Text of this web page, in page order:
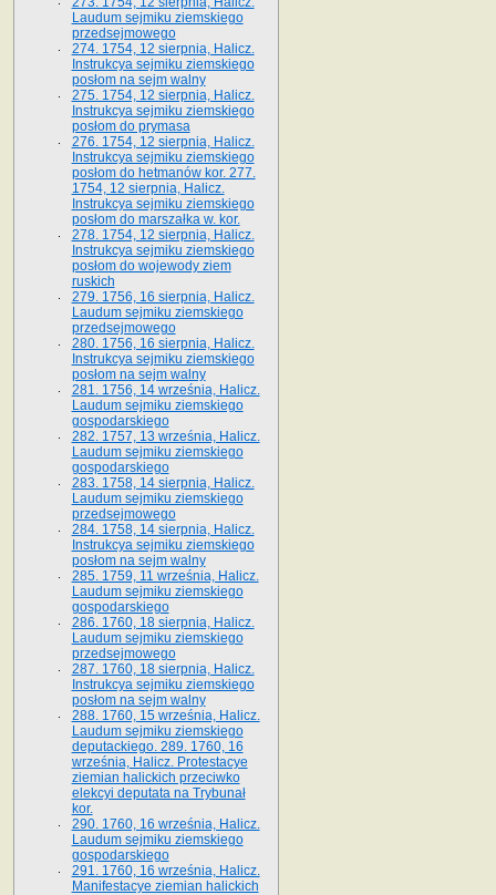
Laudum sejmiku ziemskiego
przedsejmowego
274. 1754, 12 sierpnia, Halicz.
Instrukcya sejmiku ziemskiego
posłom na sejm walny
275. 1754, 12 sierpnia, Halicz.
Instrukcya sejmiku ziemskiego
posłom do prymasa
276. 1754, 12 sierpnia, Halicz.
Instrukcya sejmiku ziemskiego
posłom do hetmanów kor. 277.
1754, 12 sierpnia, Halicz.
Instrukcya sejmiku ziemskiego
posłom do marszałka w. kor.
278. 1754, 12 sierpnia, Halicz.
Instrukcya sejmiku ziemskiego
posłom do wojewody ziem
ruskich
279. 1756, 16 sierpnia, Halicz.
Laudum sejmiku ziemskiego
przedsejmowego
280. 1756, 16 sierpnia, Halicz.
Instrukcya sejmiku ziemskiego
posłom na sejm walny
281. 1756, 14 września, Halicz.
Laudum sejmiku ziemskiego
gospodarskiego
282. 1757, 13 września, Halicz.
Laudum sejmiku ziemskiego
gospodarskiego
283. 1758, 14 sierpnia, Halicz.
Laudum sejmiku ziemskiego
przedsejmowego
284. 1758, 14 sierpnia, Halicz.
Instrukcya sejmiku ziemskiego
posłom na sejm walny
285. 1759, 11 września, Halicz.
Laudum sejmiku ziemskiego
gospodarskiego
286. 1760, 18 sierpnia, Halicz.
Laudum sejmiku ziemskiego
przedsejmowego
287. 1760, 18 sierpnia, Halicz.
Instrukcya sejmiku ziemskiego
posłom na sejm walny
288. 1760, 15 września, Halicz.
Laudum sejmiku ziemskiego
deputackiego. 289. 1760, 16
września, Halicz. Protestacye
ziemian halickich przeciwko
elekcyi deputata na Trybunał
kor.
290. 1760, 16 września, Halicz.
Laudum sejmiku ziemskiego
gospodarskiego
291. 1760, 16 września, Halicz.
Manifestacye ziemian halickich